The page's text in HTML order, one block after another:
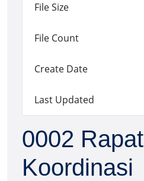
File Size
File Count
Create Date
Last Updated
0002 Rapat
Koordinasi